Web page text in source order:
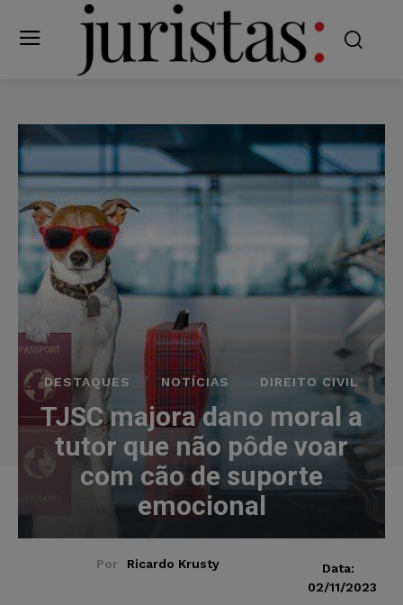
DESTAQUES NOTÍCIAS DIREITO CIVIL
TJSC majora dano moral a
tutor que não pôde voar
com cão de suporte
emocional
Por Ricardo Krusty
Data:
02/11/2023